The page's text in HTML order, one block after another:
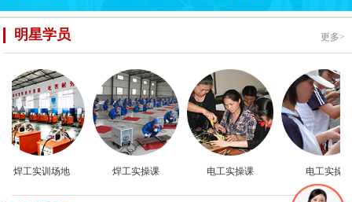
明星学员 更多>
焊工实训场地 焊工实操课 电工实操课 电工实操